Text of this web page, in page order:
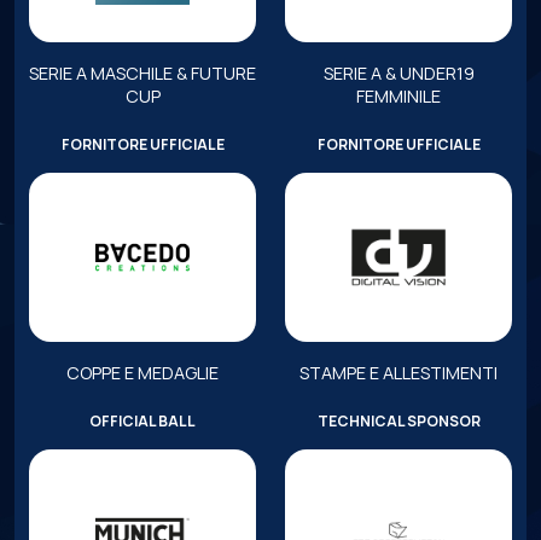
SERIE A MASCHILE & FUTURE
CUP
SERIE A & UNDER19
FEMMINILE
FORNITORE UFFICIALE
COPPE E MEDAGLIE
FORNITORE UFFICIALE
STAMPE E ALLESTIMENTI
OFFICIAL BALL TECHNICAL SPONSOR